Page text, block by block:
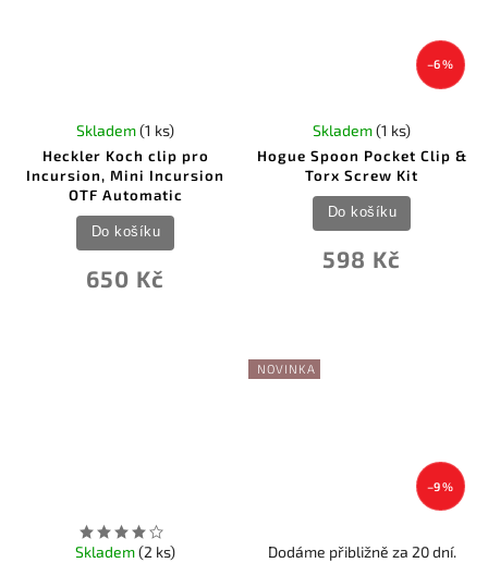
Heckler Koch clip pro
Incursion, Mini Incursion
OTF Automatic
Skladem(1 ks)
650 Kč
Do košíku
–6 %
Hogue Spoon Pocket Clip &
Torx Screw Kit
Skladem(1 ks)
598 Kč
Do košíku
Skladem(2 ks)
NOVINKA
–9 %
Dodáme přibližně za 20 dní.